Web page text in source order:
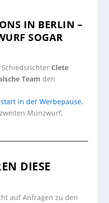
IN BERLIN –
SOGAR
Clete
Team den
in der Werbepause.
Münzwurf,
DIESE
auf Anfragen zu den